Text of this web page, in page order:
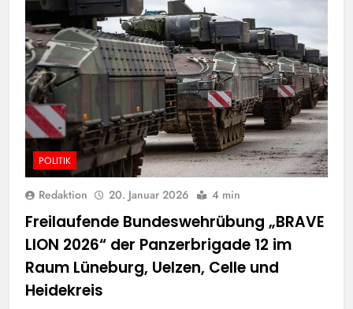
POLITIK
Redaktion 20. Januar 2026 4 min
Freilaufende Bundeswehrübung „BRAVE
LION 2026“ der Panzerbrigade 12 im
Raum Lüneburg, Uelzen, Celle und
Heidekreis